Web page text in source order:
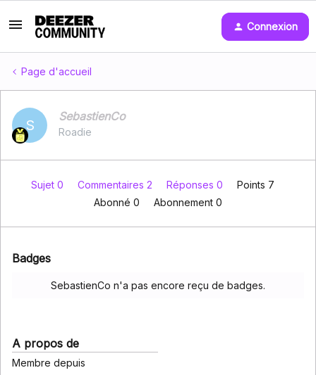
Connexion
Page d'accueil
S
SebastienCo
Roadie
Sujet 0 Commentaires 2 Réponses 0
Points 7
Abonné 0 Abonnement 0
Badges
SebastienCo n'a pas encore reçu de badges.
A propos de
Membre depuis